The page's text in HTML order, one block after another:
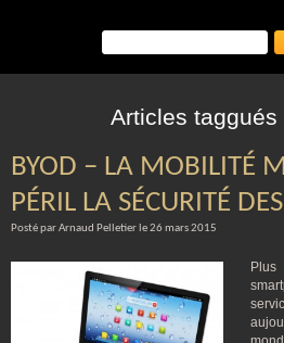
Articles taggués
BYOD – LA MOBILITÉ
PÉRIL LA SÉCURITÉ
Posté par Arnaud Pelletier le 26 mars 2015